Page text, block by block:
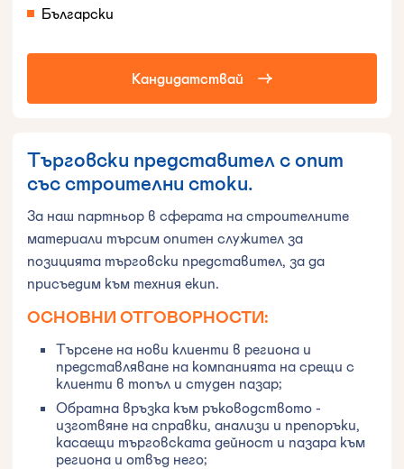
Български
Кандидатствай
Търговски представител с опит
със строителни стоки.
За наш партньор в сферата на строителните
материали търсим опитен служител за
позицията търговски представител, за да
присъедим към техния екип.
‍ОСНОВНИ ОТГОВОРНОСТИ:
Търсене на нови клиенти в региона и
представляване на компанията на срещи с
клиенти в топъл и студен пазар;
Обратна връзка към ръководството -
изготвяне на справки, анализи и препоръки,
касаещи търговската дейност и пазара към
региона и отвъд него;